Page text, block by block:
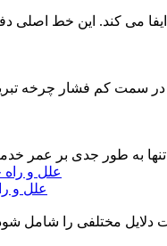
می کند. این خط اصلی
سمت کم فشار چرخه
تنها به طور جدی بر
علل و
مختلفی را شامل شود.